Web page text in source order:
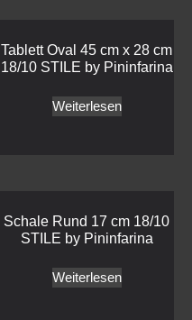
Tablett Oval 45 cm x 28 cm
18/10 STILE by Pininfarina
Weiterlesen
Schale Rund 17 cm 18/10
STILE by Pininfarina
Weiterlesen